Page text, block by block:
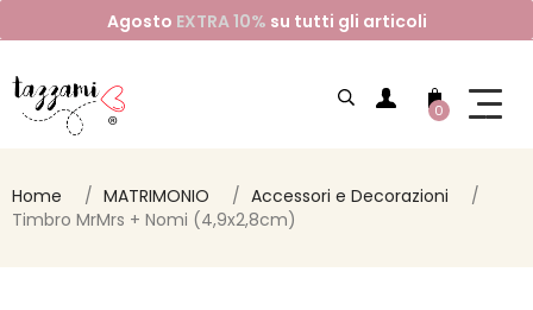
Agosto EXTRA 10% su tutti gli articoli
0
Home MATRIMONIO
Accessori e Decorazioni
Timbro MrMrs + Nomi (4,9x2,8cm)